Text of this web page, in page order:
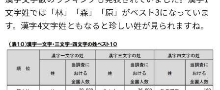
文字姓では「林」「森」「原」がベスト3になっていま
す。漢字4文字姓ともなると珍しい姓が見られますね。